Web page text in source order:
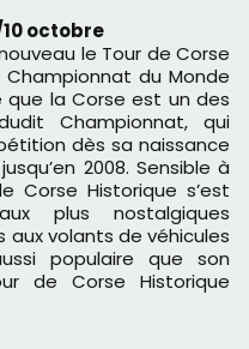
octobre
le Tour de Corse
du Monde
que la Corse est un des
Championnat, qui
dès sa naissance
2008. Sensible à
Corse Historique s’est
plus nostalgiques
aux volants de véhicules
populaire que son
de Corse Historique